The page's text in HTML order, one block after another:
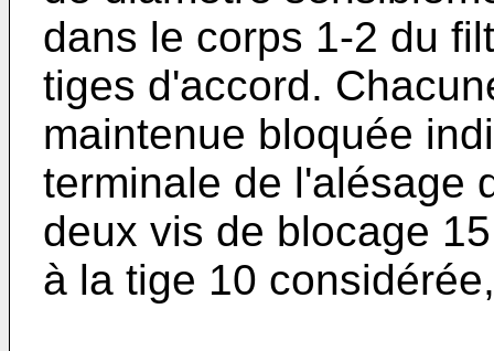
dans le corps 1-2 du
tiges d'accord.
maintenue bloquée
terminale de l'alésage
deux vis de blocage
à la tige 10